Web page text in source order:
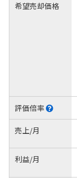
希望売却価格
評価倍率
売上/月
利益/月